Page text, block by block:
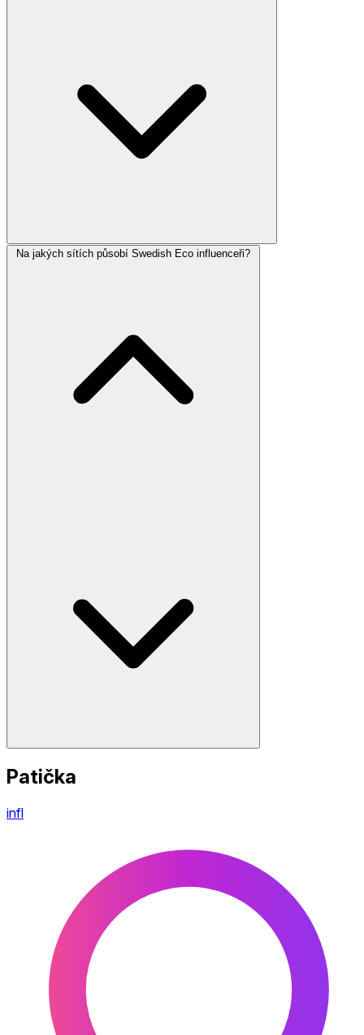
Na jakých sítích působí Swedish Eco influenceři?
Patička
infl